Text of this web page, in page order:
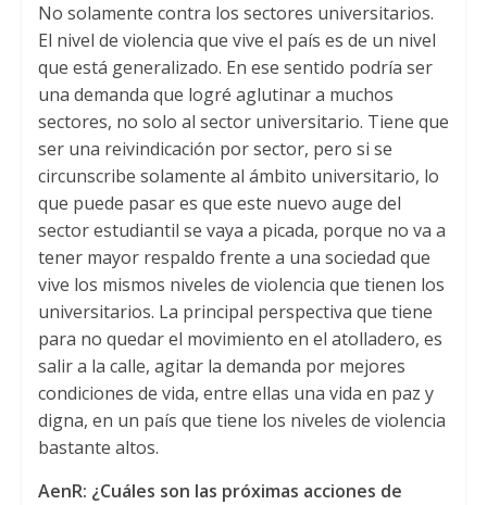
No solamente contra los sectores universitarios.
El nivel de violencia que vive el país es de un nivel
que está generalizado. En ese sentido podría ser
una demanda que logré aglutinar a muchos
sectores, no solo al sector universitario. Tiene que
ser una reivindicación por sector, pero si se
circunscribe solamente al ámbito universitario, lo
que puede pasar es que este nuevo auge del
sector estudiantil se vaya a picada, porque no va a
tener mayor respaldo frente a una sociedad que
vive los mismos niveles de violencia que tienen los
universitarios. La principal perspectiva que tiene
para no quedar el movimiento en el atolladero, es
salir a la calle, agitar la demanda por mejores
condiciones de vida, entre ellas una vida en paz y
digna, en un país que tiene los niveles de violencia
bastante altos.
AenR: ¿Cuáles son las próximas acciones de